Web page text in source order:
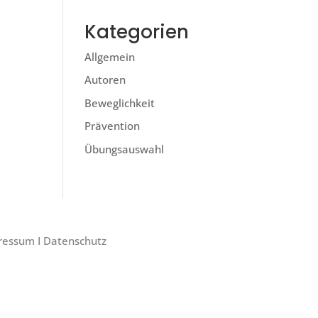
Kategorien
Allgemein
Autoren
Beweglichkeit
Prävention
Übungsauswahl
I Datenschutz